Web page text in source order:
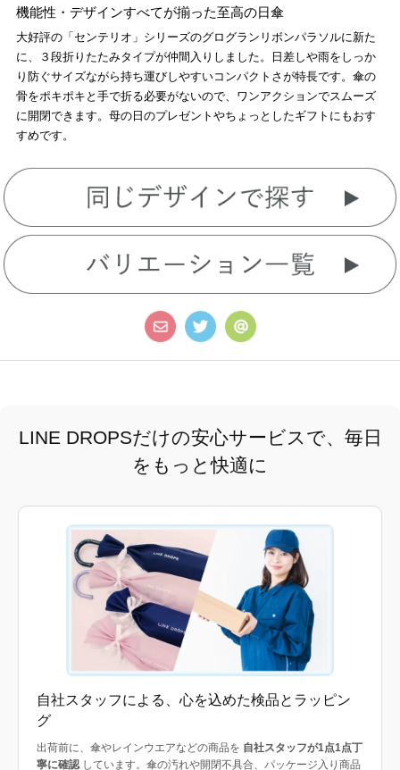
機能性・デザインすべてが揃った至高の日傘
大好評の「センテリオ」シリーズのグログランリボンパラソルに新た
に、３段折りたたみタイプが仲間入りしました。日差しや雨をしっか
り防ぐサイズながら持ち運びしやすいコンパクトさが特長です。傘の
骨をポキポキと手で折る必要がないので、ワンアクションでスムーズ
に開閉できます。母の日のプレゼントやちょっとしたギフトにもおす
すめです。
LINE DROPSだけの安心サービスで、毎日
をもっと快適に
自社スタッフによる、心を込めた検品とラッピン
グ
出荷前に、傘やレインウエアなどの商品を 自社スタッフが1点1点丁
寧に確認 しています。傘の汚れや開閉不具合、パッケージ入り商品